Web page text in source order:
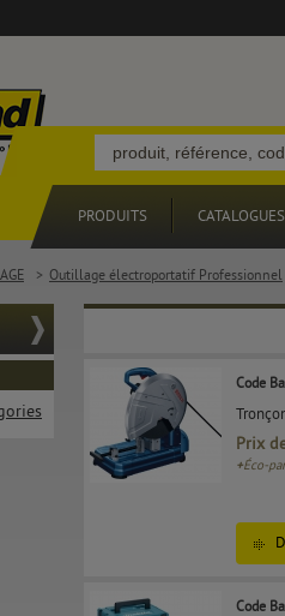
PRODUITS CATALOGUES
> Outillage électroportatif Professionnel
Code
Prix
+Éco-
Code